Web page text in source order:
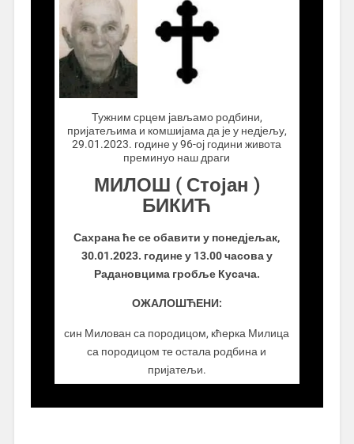
Тужним срцем јављамо родбини,
пријатељима и комшијама да је у недјељу,
29.01.2023. године у 96-ој години живота
преминуо наш драги
МИЛОШ ( Стојан )
БИКИЋ
Сахрана ће се обавити у понедјељак,
30.01.2023. године у 13.00 часова у
Радановцима гробље Кусача.
ОЖАЛОШЋЕНИ:
син Милован са породицом, кћерка Милица
са породицом те остала родбина и
пријатељи.